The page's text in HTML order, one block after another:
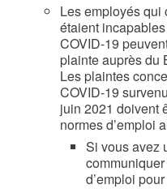
Les employés qui
étaient
COVID-19
plainte auprès du
Les plaintes
COVID-19
juin 2021 doivent
normes d’emploi
Si vous avez
d’emploi